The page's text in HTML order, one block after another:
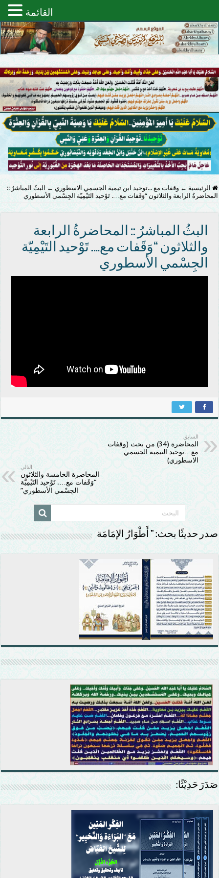
الرئيسية ← وقفات مع ...توحيد ابن تيمية الجسمي الاسطوري ← البثُ المباشرُ ::
المحاضرةُ الرابعة والثلاثون “وَقَفات مع…. تَوْحيد التَيْمِيّة الجِسْمي الأسطوري
البثُ المباشرُ :: المحاضرةُ الرابعة
والثلاثون “وَقَفات مع…. تَوْحيد التَيْمِيّة
الجِسْمي الأسطوري
السابق
المحاضرة (34) من بحث (وقفات
مع…توحيد التيمية الجسمي
الاسطوري)
التالي
المحاضرة الخامسة والثلاثون
“وَقَفات مع…. تَوْحيد التَيْمِيّة
الجِسْمي الأسطوري”
صدر حديثًا بحث: ” أَطْوَارُ الإمَامَة
صَدَرَ حَدِيْثًا:
القائمة